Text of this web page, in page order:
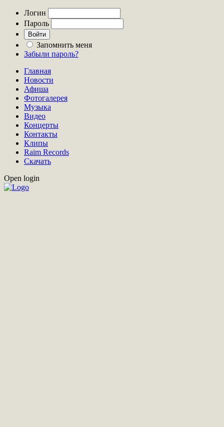
Логин
Пароль
Запомнить меня
Забыли пароль?
Главная
Новости
Афиша
Фотогалерея
Музыка
Видео
Концерты
Контакты
Клипы
Raim Records
Скачать
Open login